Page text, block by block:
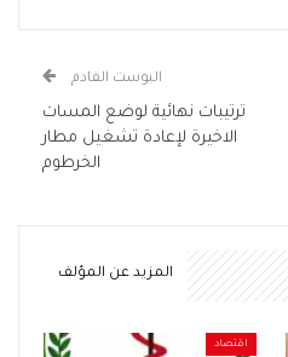
البوست القادم
ترتيبات نهائية لوضع المسات
الاخيرة لإعادة تشغيل مطار
الخرطوم
المزيد عن المؤلف
اقتصاد